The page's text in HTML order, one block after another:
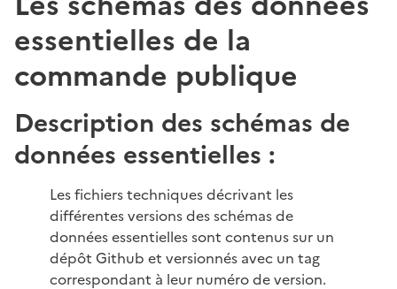
essentielles de la
commande publique
Description des schémas de
données essentielles :
Les fichiers techniques décrivant les
différentes versions des schémas de
données essentielles sont contenus sur un
dépôt Github et versionnés avec un tag
correspondant à leur numéro de version.